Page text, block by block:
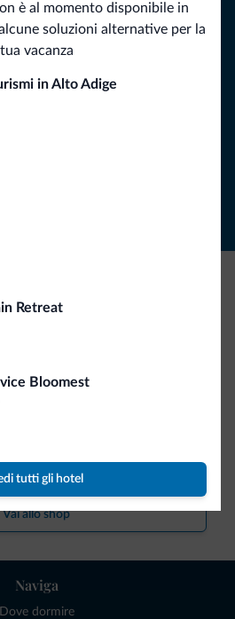
è al momento disponibile in
soluzioni alternative per la
tua vacanza
in Alto Adige
Retreat
Bloomest
tutti gli hotel
Dolomiti.it
esclusive e news per la tua
nelle Dolomiti.
nuova collezione
Ecco la nuova collezione firmata
Vai allo shop
Naviga
Dove dormire